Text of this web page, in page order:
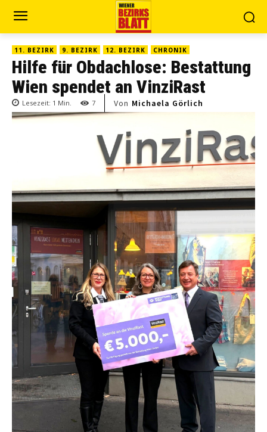
11. BEZIRK 9. BEZIRK 12. BEZIRK CHRONIK
Hilfe für Obdachlose: Bestattung
Wien spendet an VinziRast
Lesezeit: 1 Min. 7 Von Michaela Görlich